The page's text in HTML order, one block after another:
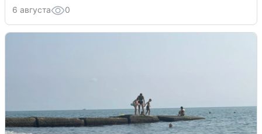
6 августа 0